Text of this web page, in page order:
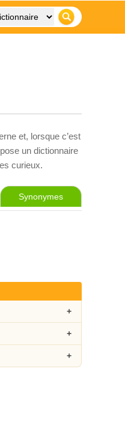
et, lorsque c’est
un dictionnaire
curieux.
Synonymes